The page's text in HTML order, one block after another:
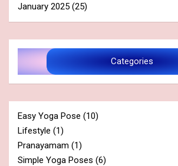
January 2025 (25)
Categories
Easy Yoga Pose (10)
Lifestyle (1)
Pranayamam (1)
Simple Yoga Poses (6)